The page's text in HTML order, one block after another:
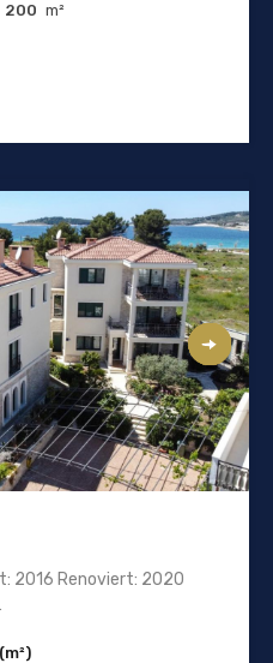
200 m²
2016 Renoviert: 2020